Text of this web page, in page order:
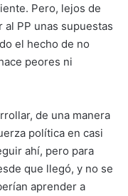
Pero, lejos de
al PP unas supuestas
el hecho de no
peores ni
de una manera
política en casi
ahí, pero para
que llegó, y no se
aprender a